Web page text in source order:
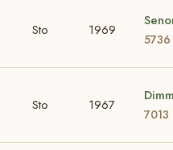
Sto 1969
5736
Sto 1967
7013